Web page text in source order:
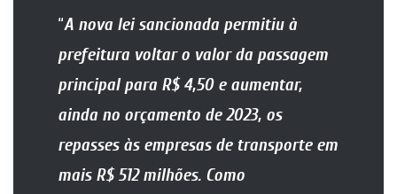
“A nova lei sancionada permitiu à
prefeitura voltar o valor da passagem
principal para R$ 4,50 e aumentar,
ainda no orçamento de 2023, os
repasses às empresas de transporte em
mais R$ 512 milhões. Como